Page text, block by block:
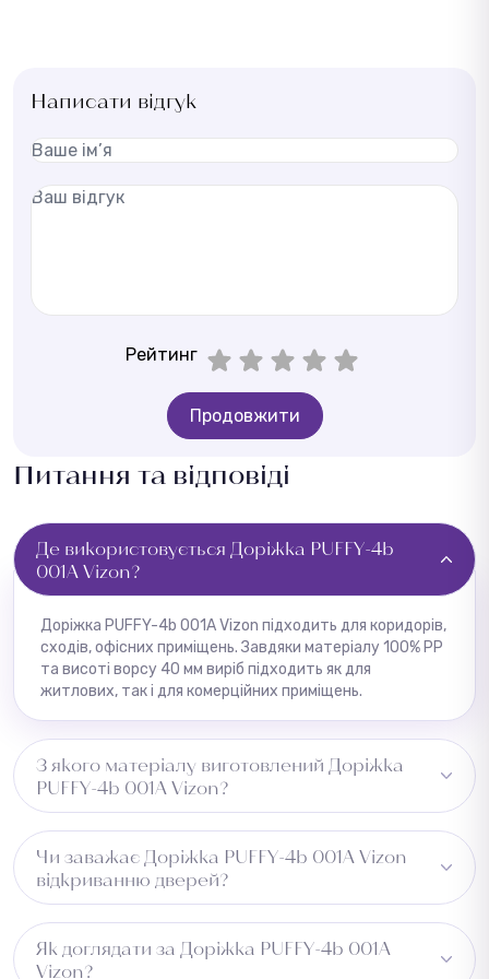
Написати відгук
Рейтинг
Продовжити
Питання та відповіді
Де використовується Доріжка PUFFY-4b
001A Vizon?
Доріжка PUFFY-4b 001A Vizon підходить для коридорів,
сходів, офісних приміщень. Завдяки матеріалу 100% PP
та висоті ворсу 40 мм виріб підходить як для
житлових, так і для комерційних приміщень.
З якого матеріалу виготовлений Доріжка
PUFFY-4b 001A Vizon?
утримання пилу та вологи та довговічність виробу.
Чи заважає Доріжка PUFFY-4b 001A Vizon
відкриванню дверей?
встановленням.
Як доглядати за Доріжка PUFFY-4b 001A
Vizon?